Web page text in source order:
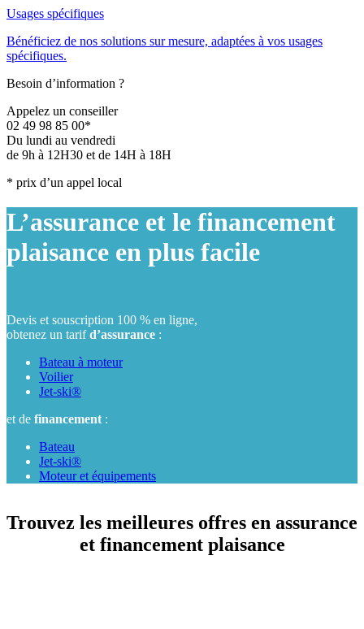
Usages spécifiques
Bénéficiez de nos solutions sur mesure, adaptées à vos usages
spécifiques.
Besoin d’information ?
Appelez un conseiller
02 49 98 85 00*
Du lundi au vendredi
de 9h à 12H30 et de 14H à 18H
* prix d’un appel local
L’assurance et le financement
plaisance en plus facile
Devis et souscription 100 % en ligne,
obtenez un tarifd’assurance :
Bateau à moteur
Voilier
Jet-ski®
et de financement :
Bateau
Jet-ski®
Moteur et équipements
Trouvez les meilleures offres en assurance
et financement plaisance